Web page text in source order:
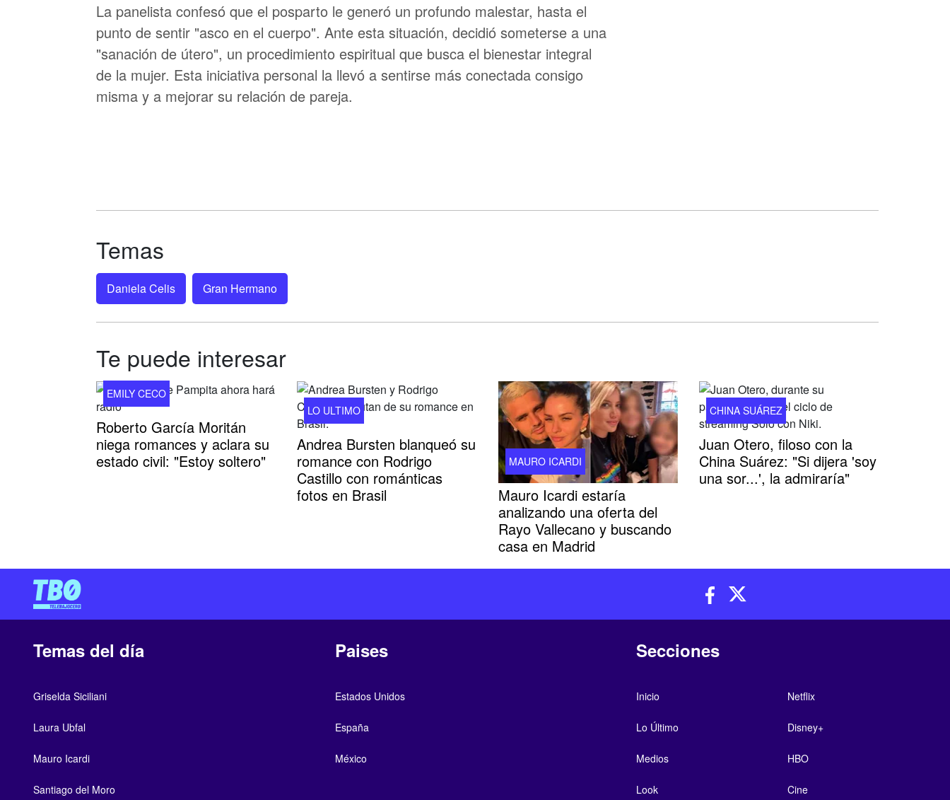
La panelista confesó que el posparto le generó un profundo malestar, hasta el
punto de sentir "asco en el cuerpo". Ante esta situación, decidió someterse a una
"sanación de útero", un procedimiento espiritual que busca el bienestar integral
de la mujer. Esta iniciativa personal la llevó a sentirse más conectada consigo
misma y a mejorar su relación de pareja.
Temas
Daniela Celis Gran Hermano
Te puede interesar
EMILY CECO
Roberto García Moritán
niega romances y aclara su
estado civil: "Estoy soltero"
LO ULTIMO
Andrea Bursten blanqueó su
romance con Rodrigo
Castillo con románticas
fotos en Brasil
MAURO ICARDI
Mauro Icardi estaría
analizando una oferta del
Rayo Vallecano y buscando
casa en Madrid
CHINA SUÁREZ
Juan Otero, filoso con la
China Suárez: "Si dijera 'soy
una sor...', la admiraría"
Temas del día
Griselda Siciliani
Laura Ubfal
Mauro Icardi
Santiago del Moro
Paises
Estados Unidos
España
México
Secciones
Inicio
Lo Último
Medios
Look
Netflix
Disney+
HBO
Cine